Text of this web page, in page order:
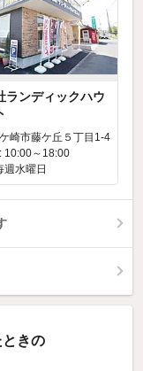
ランディックハウ
崎市藤ケ丘５丁目1-4
10:00～18:00
週水曜日
きの